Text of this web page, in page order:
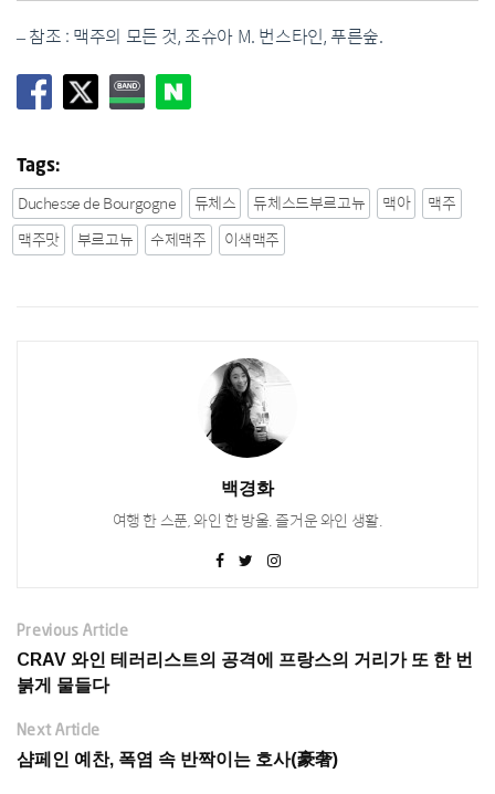
– 참조 : 맥주의 모든 것, 조슈아 M. 번스타인, 푸른숲.
Tags:
Duchesse de Bourgogne 듀체스 듀체스드부르고뉴 맥아
맥주
맥주맛
부르고뉴 수제맥주 이색맥주
백경화
여행 한 스푼, 와인 한 방울. 즐거운 와인 생활.
Previous Article
CRAV 와인 테러리스트의 공격에 프랑스의 거리가 또 한 번
붉게 물들다
Next Article
샴페인 예찬, 폭염 속 반짝이는 호사(豪奢)